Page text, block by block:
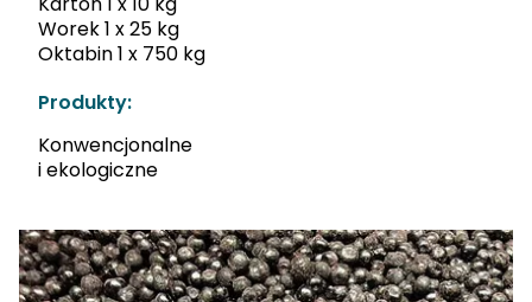
Worek 1 x 25 kg
Oktabin 1 x 750 kg
Produkty:
Konwencjonalne
i ekologiczne